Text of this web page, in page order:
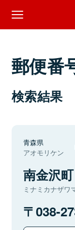
郵便番
検索結果
青森県
アオモリケン
南金沢町
ミナミカナザワ
038-